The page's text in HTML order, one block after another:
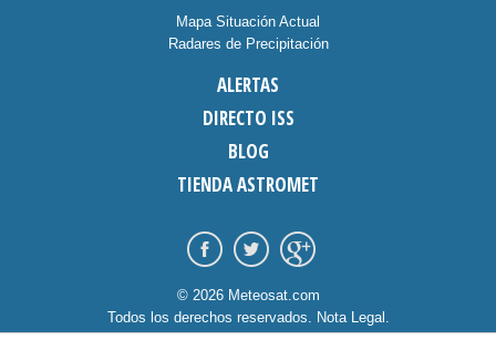
Mapa Situación Actual
Radares de Precipitación
ALERTAS
DIRECTO ISS
BLOG
TIENDA ASTROMET
© 2026 Meteosat.com
Todos los derechos reservados. Nota Legal .